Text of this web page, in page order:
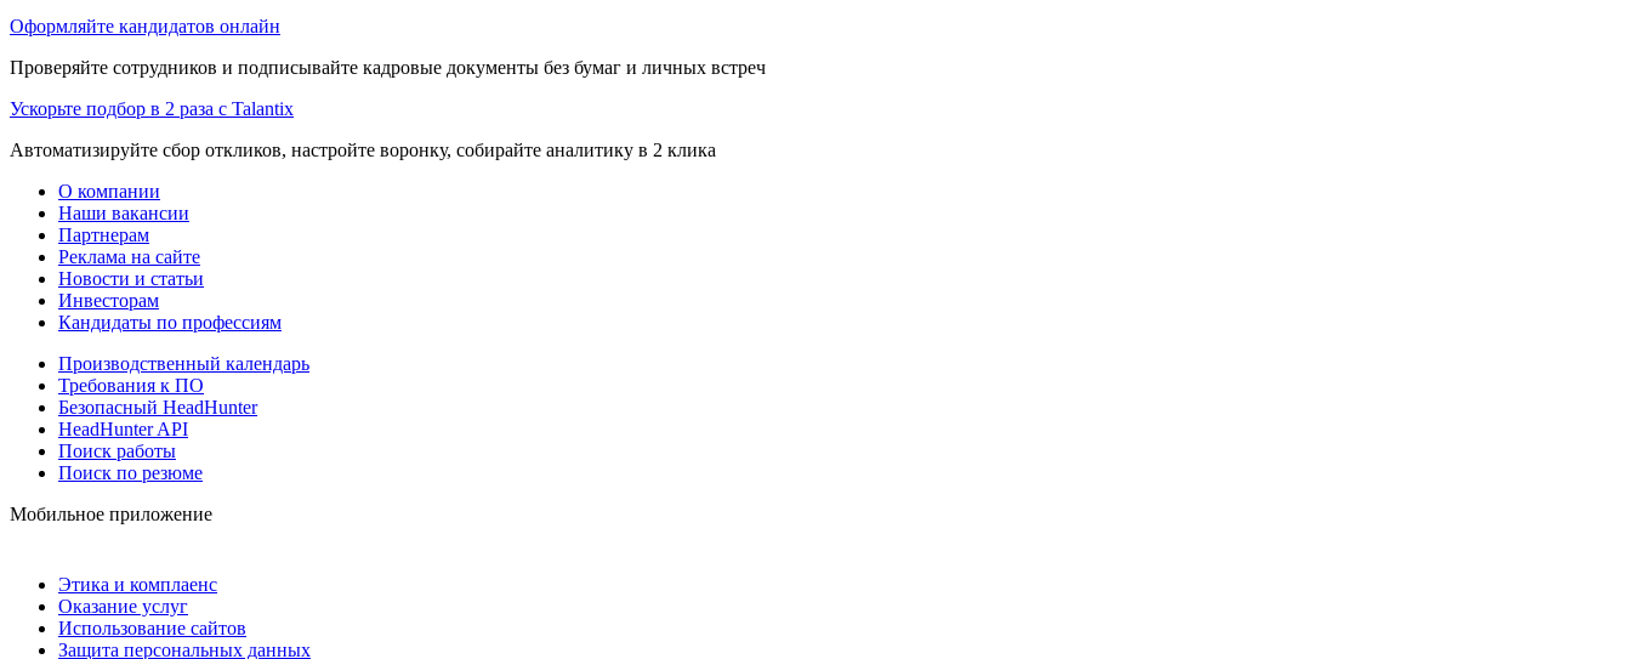
Оформляйте кандидатов онлайн
Проверяйте сотрудников и подписывайте кадровые документы без бумаг и личных встреч
Ускорьте подбор в 2 раза с Talantix
Автоматизируйте сбор откликов, настройте воронку, собирайте аналитику в 2 клика
О компании
Наши вакансии
Партнерам
Реклама на сайте
Новости и статьи
Инвесторам
Кандидаты по профессиям
Производственный календарь
Требования к ПО
Безопасный HeadHunter
HeadHunter API
Поиск работы
Поиск по резюме
Мобильное приложение
Этика и комплаенс
Оказание услуг
Использование сайтов
Защита персональных данных